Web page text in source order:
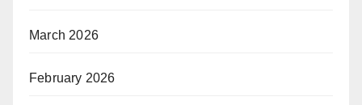
March 2026
February 2026